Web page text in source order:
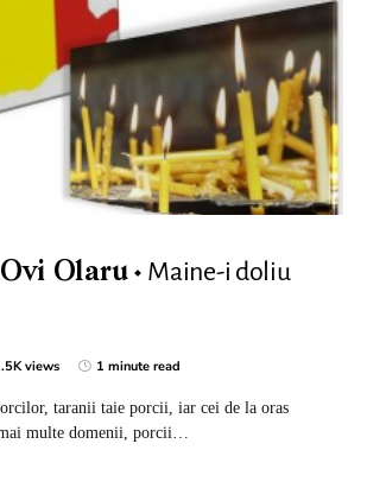
Olaru
Maine-i doliu
views 1 minute read
taranii taie porcii, iar cei de la oras
multe domenii, porcii…